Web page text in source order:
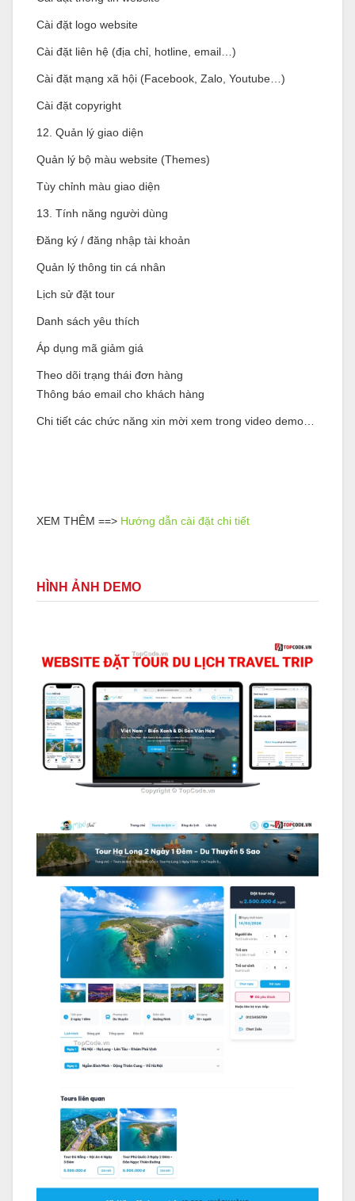
Cài đặt logo website
Cài đặt liên hệ (địa chỉ, hotline, email…)
Cài đặt mạng xã hội (Facebook, Zalo, Youtube…)
Cài đặt copyright
12. Quản lý giao diện
Quản lý bộ màu website (Themes)
Tùy chỉnh màu giao diện
13. Tính năng người dùng
Đăng ký / đăng nhập tài khoản
Quản lý thông tin cá nhân
Lịch sử đặt tour
Danh sách yêu thích
Áp dụng mã giảm giá
Theo dõi trạng thái đơn hàng
Thông báo email cho khách hàng
Chi tiết các chức năng xin mời xem trong video demo…
XEM THÊM ==> Hướng dẫn cài đặt chi tiết
HÌNH ẢNH DEMO